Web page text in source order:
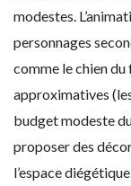
modestes.
personnages
comme le chien
approximatives
budget modeste
proposer des
l’espace